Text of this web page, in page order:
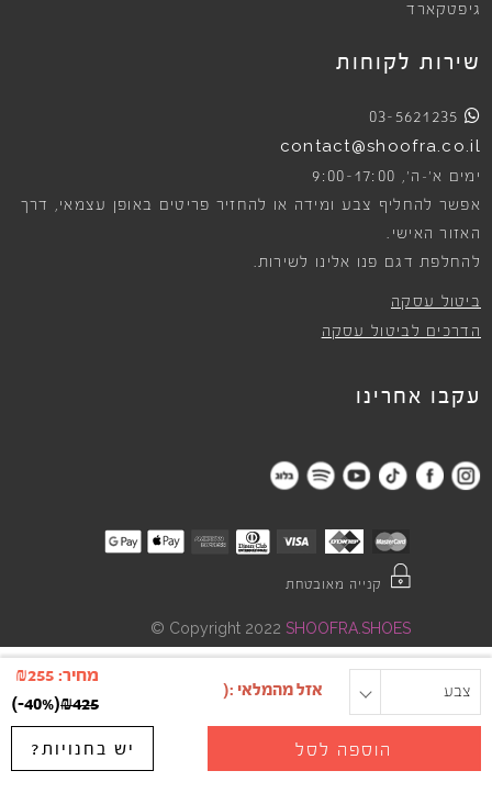
צבע מידה
מחיר: ₪255
₪425
(
-40%
)
הוספה לסל יש בחנויות?
גיפטקארד
שירות לקוחות
03-5621235
contact@shoofra.co.il
ימים א׳-ה׳, 9:00-17:00
אפשר להחליף צבע ומידה או להחזיר פריטים באופן עצמאי, דרך
האזור האישי.
להחלפת דגם פנו אלינו לשירות.
ביטול עסקה
הדרכים לביטול עסקה
עקבו אחרינו
קנייה מאובטחת
Copyright 2022 SHOOFRA.SHOES
©